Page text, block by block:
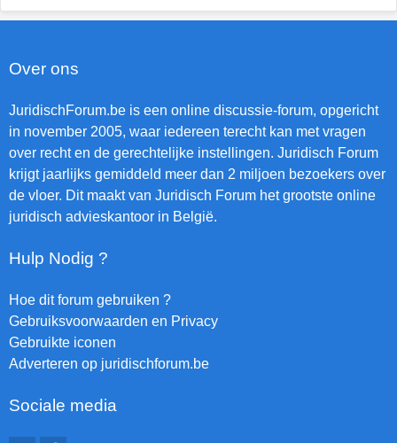
Over ons
JuridischForum.be is een online discussie-forum, opgericht
in november 2005, waar iedereen terecht kan met vragen
over recht en de gerechtelijke instellingen. Juridisch Forum
krijgt jaarlijks gemiddeld meer dan 2 miljoen bezoekers over
de vloer. Dit maakt van Juridisch Forum het grootste online
juridisch advieskantoor in België.
Hulp Nodig ?
Hoe dit forum gebruiken ?
Gebruiksvoorwaarden en Privacy
Gebruikte iconen
Adverteren op juridischforum.be
Sociale media